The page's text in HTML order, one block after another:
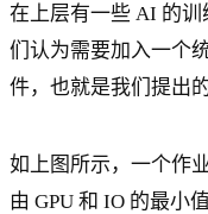
在上层有一些 AI 的训
们认为需要加入一个
件，也就是我们提出
如上图所示，一个作
由 GPU 和 IO 的最小